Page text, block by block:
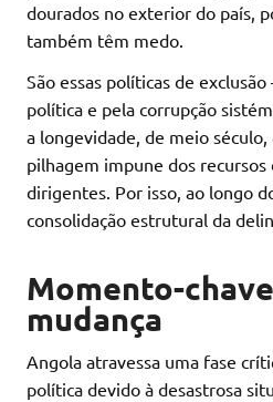
dourados no exterior do país,
também têm medo.
São essas políticas de
política e pela corrupção
a longevidade, de meio
pilhagem impune dos
dirigentes. Por isso, ao longo
consolidação estrutural da
Momento-
mudança
Angola atravessa uma fase
política devido à desastrosa